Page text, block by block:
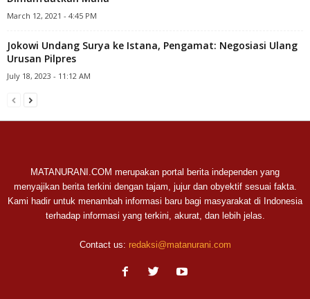
March 12, 2021 - 4:45 PM
Jokowi Undang Surya ke Istana, Pengamat: Negosiasi Ulang
Urusan Pilpres
July 18, 2023 - 11:12 AM
MATANURANI.COM merupakan portal berita independen yang
menyajikan berita terkini dengan tajam, jujur dan obyektif sesuai fakta.
Kami hadir untuk menambah informasi baru bagi masyarakat di Indonesia
terhadap informasi yang terkini, akurat, dan lebih jelas.
Contact us: redaksi@matanurani.com